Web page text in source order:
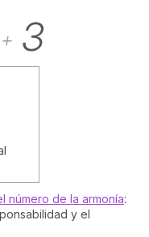
+ 3
número de la armonía:
y el